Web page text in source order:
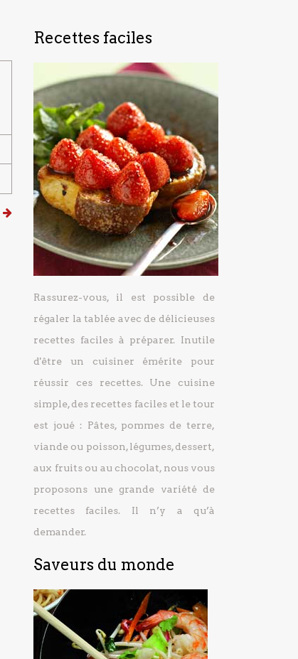
Recettes faciles
Rassurez-vous, il est possible de
régaler la tablée avec de délicieuses
recettes faciles à préparer. Inutile
d'être un cuisiner émérite pour
réussir ces recettes. Une cuisine
simple, des recettes faciles et le tour
est joué : Pâtes, pommes de terre,
viande ou poisson, légumes, dessert,
aux fruits ou au chocolat, nous vous
proposons une grande variété de
recettes faciles. Il n’y a qu’à
demander.
Saveurs du monde